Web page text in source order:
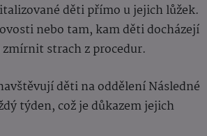
děti přímo u jejich lůžek.
nebo tam, kam děti docházejí
strach z procedur.
děti na oddělení Následné
týden, což je důkazem jejich